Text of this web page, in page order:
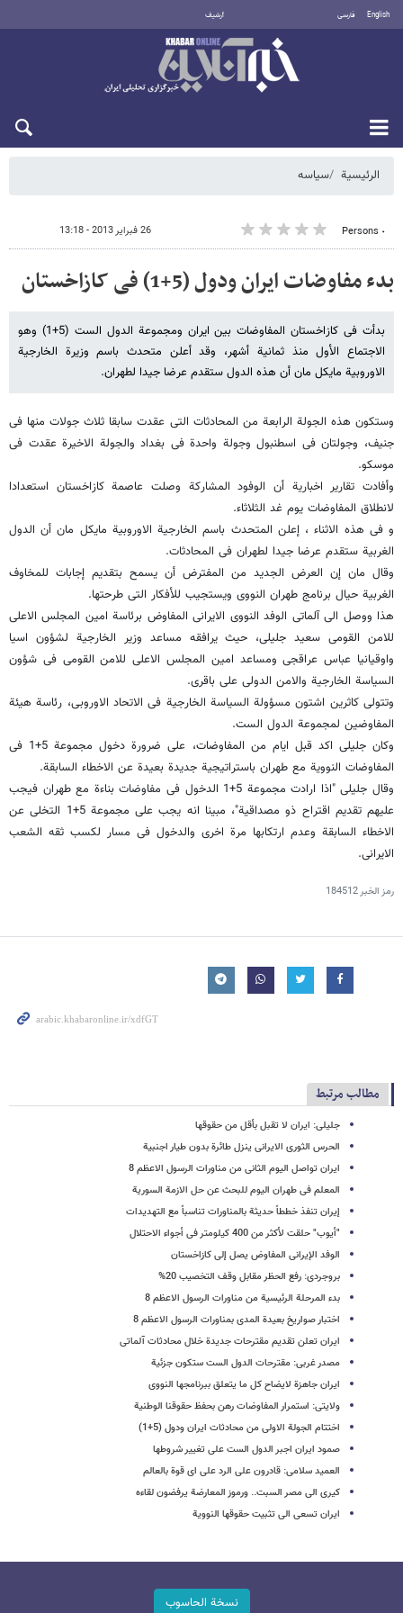
English فارسی أرشيف
الرئيسية سیاسه
٠ Persons 26 فبراير 2013 - 13:18
بدء مفاوضات ایران ودول (5+1) فی کازاخستان
بدأت فی کازاخستان المفاوضات بین ایران ومجموعة الدول الست (5+1) وهو
الاجتماع الأول منذ ثمانیة أشهر، وقد أعلن متحدث باسم وزیرة الخارجیة
الاوروبیة مایکل مان أن هذه الدول ستقدم عرضا جیدا لطهران.
وستکون هذه الجولة الرابعة من المحادثات التی عقدت سابقا ثلاث جولات منها فی
جنیف، وجولتان فی اسطنبول وجولة واحدة فی بغداد والجولة الاخیرة عقدت فی
موسکو.
وأفادت تقاریر اخباریة أن الوفود المشارکة وصلت عاصمة کازاخستان استعدادا
لانطلاق المفاوضات یوم غد الثلاثاء.
و فی هذه الاثناء ، إعلن المتحدث باسم الخارجیة الاوروبیة مایکل مان أن الدول
الغربیة ستقدم عرضا جیدا لطهران فی المحادثات.
وقال مان إن العرض الجدید من المفترض أن یسمح بتقدیم إجابات للمخاوف
الغربیة حیال برنامج طهران النووی ویستجیب للأفکار التی طرحتها.
هذا ووصل الى آلماتی الوفد النووی الایرانی المفاوض برئاسة امین المجلس الاعلى
للامن القومی سعید جلیلی، حیث یرافقه مساعد وزیر الخارجیة لشؤون اسیا
واوقیانیا عباس عراقجی ومساعد امین المجلس الاعلى للامن القومی فی شؤون
السیاسة الخارجیة والامن الدولی علی باقری.
وتتولى کاثرین اشتون مسؤولة السیاسة الخارجیة فی الاتحاد الاوروبی، رئاسة هیئة
المفاوضین لمجموعة الدول الست.
وکان جلیلی اکد قبل ایام من المفاوضات، على ضرورة دخول مجموعة 5+1 فی
المفاوضات النوویة مع طهران باستراتیجیة جدیدة بعیدة عن الاخطاء السابقة.
وقال جلیلی "اذا ارادت مجموعة 5+1 الدخول فی مفاوضات بناءة مع طهران فیجب
علیهم تقدیم اقتراح ذو مصداقیة"، مبینا انه یجب على مجموعة 5+1 التخلی عن
الاخطاء السابقة وعدم ارتکابها مرة اخرى والدخول فی مسار لکسب ثقه الشعب
الایرانی.
رمز الخبر184512
مطالب مرتبط
جلیلی: ایران لا تقبل بأقل من حقوقها
الحرس الثوری الایرانی ینزل طائرة بدون طیار اجنبیة
ایران تواصل الیوم الثانی من مناورات الرسول الاعظم 8
المعلم فی طهران الیوم للبحث عن حل الازمة السوریة
إیران تنفذ خططاً حدیثة بالمناورات تناسباً مع التهدیدات
"أیوب" حلقت لأکثر من 400 کیلومتر فی أجواء الاحتلال
الوفد الإیرانی المفاوض یصل إلى کازاخستان
بروجردی: رفع الحظر مقابل وقف التخصیب 20%
بدء المرحلة الرئیسیة من مناورات الرسول الاعظم 8
اختبار صواریخ بعیدة المدى بمناورات الرسول الاعظم 8
ایران تعلن تقدیم مقترحات جدیدة خلال محادثات آلماتی
مصدر غربی: مقترحات الدول الست ستکون جزئیة
ایران جاهزة لایضاح کل ما یتعلق ببرنامجها النووی
ولایتی: استمرار المفاوضات رهن بحفظ حقوقنا الوطنیة
اختتام الجولة الاولى من محادثات ایران ودول (5+1)
صمود ایران اجبر الدول الست على تغییر شروطها
العمید سلامی: قادرون علی الرد علی ای قوة بالعالم
کیری الى مصر السبت.. ورموز المعارضة یرفضون لقاءه
ایران تسعى الى تثبیت حقوقها النوویة
نسخة الحاسوب